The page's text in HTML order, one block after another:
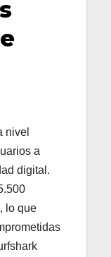
nivel
a
digital.
lo que